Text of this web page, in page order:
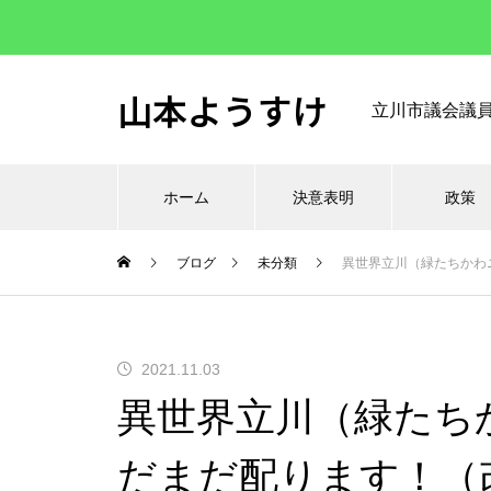
山本ようすけ 立川市議会議
ホーム 決意表明 政策
ブログ 未分類 異世界立川（緑たちか
2021.11.03
異世界立川（緑た
だまだ配ります！